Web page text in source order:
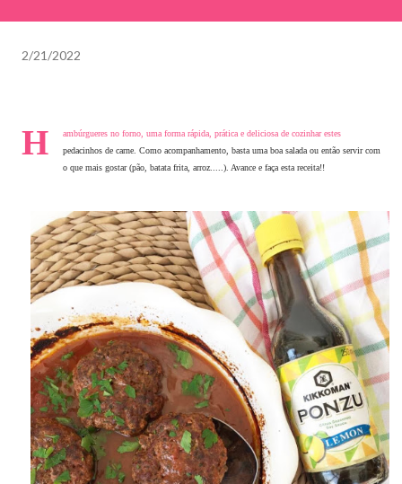
2/21/2022
H
ambúrgueres no forno, uma forma rápida, prática e deliciosa de cozinhar estes
pedacinhos de carne. Como acompanhamento, basta uma boa salada ou então servir com
o que mais gostar (pão, batata frita, arroz.....). Avance e faça esta receita!!